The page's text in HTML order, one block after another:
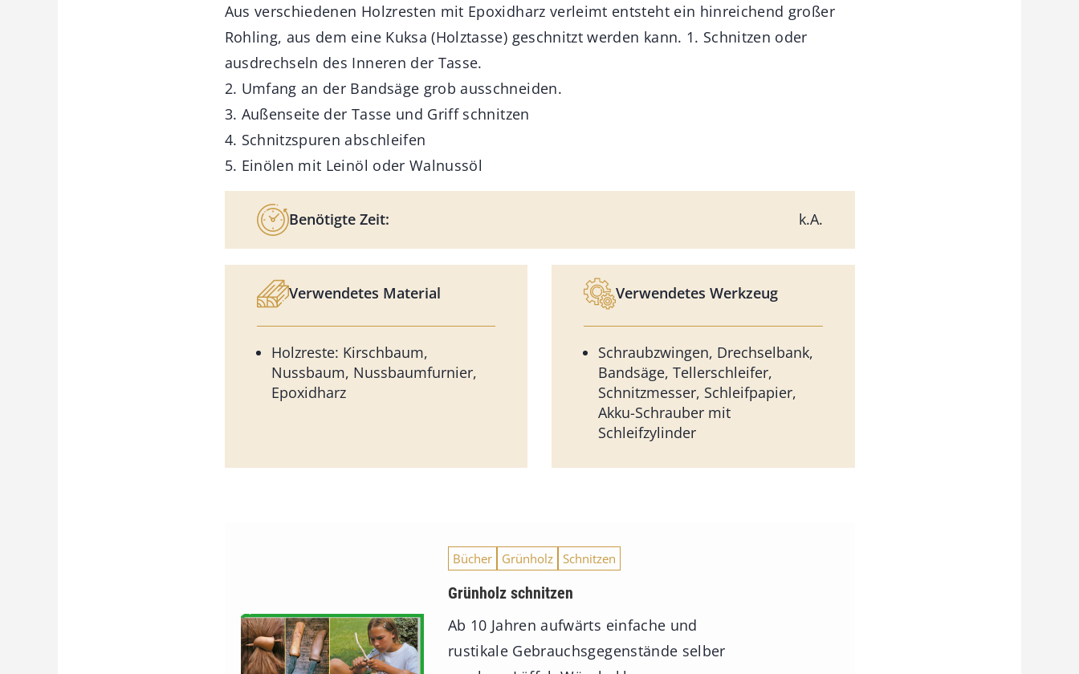
Aus verschiedenen Holzresten mit Epoxidharz verleimt entsteht ein hinreichend großer
Rohling, aus dem eine Kuksa (Holztasse) geschnitzt werden kann. 1. Schnitzen oder
ausdrechseln des Inneren der Tasse.
2. Umfang an der Bandsäge grob ausschneiden.
3. Außenseite der Tasse und Griff schnitzen
4. Schnitzspuren abschleifen
5. Einölen mit Leinöl oder Walnussöl
Benötigte Zeit: k.A.
Verwendetes Material
Holzreste: Kirschbaum,
Nussbaum, Nussbaumfurnier,
Epoxidharz
Verwendetes Werkzeug
Schraubzwingen, Drechselbank,
Bandsäge, Tellerschleifer,
Schnitzmesser, Schleifpapier,
Akku-Schrauber mit
Schleifzylinder
Bücher Grünholz Schnitzen
Grünholz schnitzen
Ab 10 Jahren aufwärts einfache und
rustikale Gebrauchsgegenstände selber